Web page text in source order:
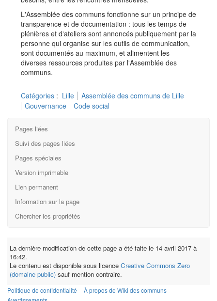
L'Assemblée des communs fonctionne sur un principe de
transparence et de documentation : tous les temps de
plénières et d'ateliers sont annoncés publiquement par la
personne qui organise sur les outils de communication,
sont documentés au maximum, et alimentent les
diverses ressources produites par l'Assemblée des
communs.
Catégories : Lille
Assemblée des communs de Lille
Gouvernance
Code social
Pages liées
Suivi des pages liées
Pages spéciales
Version imprimable
Lien permanent
Information sur la page
Chercher les propriétés
La dernière modification de cette page a été faite le 14 avril 2017 à
16:42.
Le contenu est disponible sous licence Creative Commons Zero
(domaine public) sauf mention contraire.
Politique de confidentialité
À propos de Wiki des communs